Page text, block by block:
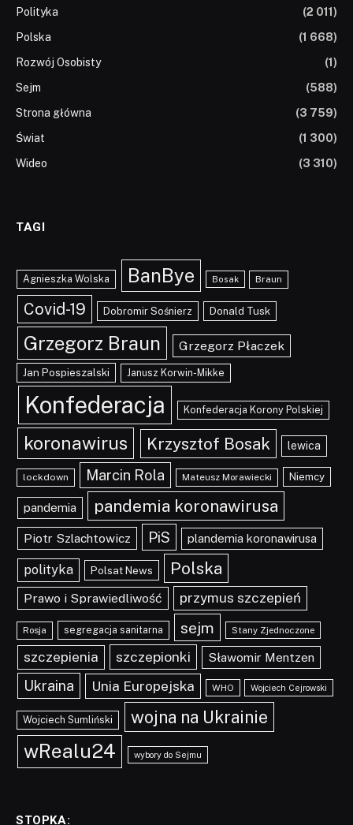
Polityka
(2 011)
Polska
(1 668)
Rozwój Osobisty
(1)
Sejm
(588)
Strona główna
(3 759)
Świat
(1 300)
Wideo
(3 310)
TAGI
Agnieszka Wolska BanBye Bosak Braun
Covid-19 Dobromir Sośnierz Donald Tusk
Grzegorz Braun Grzegorz Płaczek
Jan Pospieszalski Janusz Korwin-Mikke
Konfederacja Konfederacja Korony Polskiej
koronawirus Krzysztof Bosak lewica
lockdown Marcin Rola Mateusz Morawiecki Niemcy
pandemia pandemia koronawirusa
Piotr Szlachtowicz PiS plandemia koronawirusa
polityka Polsat News Polska
Prawo i Sprawiedliwość przymus szczepień
Rosja segregacja sanitarna sejm Stany Zjednoczone
szczepienia szczepionki Sławomir Mentzen
Ukraina Unia Europejska WHO Wojciech Cejrowski
Wojciech Sumliński wojna na Ukrainie
wRealu24 wybory do Sejmu
STOPKA: